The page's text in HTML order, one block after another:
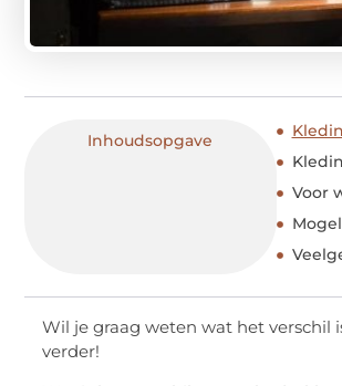
Inhoudsopgave
Voor
Wil je graag weten wat het verschil
verder!